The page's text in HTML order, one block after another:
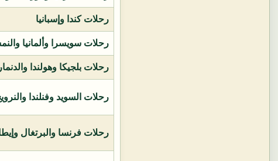
رحلات كندا وإسبانيا
رحلات سويسرا وألمانيا
رحلات بلجيكا وهولندا
رحلات السويد وفنلندا
رحلات فرنسا والبرتغال